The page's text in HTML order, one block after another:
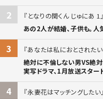
2
となりの関くん じゅにあ 1
あの2人が結婚、子供も。人
3
あなたは私におとされたい
絶対に不倫しない男VS絶対
実写ドラマ、1月放送スター
4
永妻花はマッチングしたい